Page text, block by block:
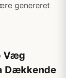
genereret
Væg
Dækkende